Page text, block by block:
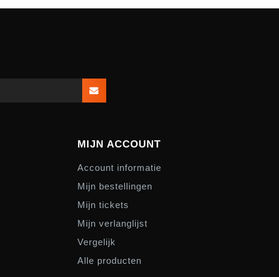
MIJN ACCOUNT
Account informatie
Mijn bestellingen
Mijn tickets
Mijn verlanglijst
Vergelijk
Alle producten